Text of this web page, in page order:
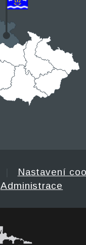
Nastavení
Administrace